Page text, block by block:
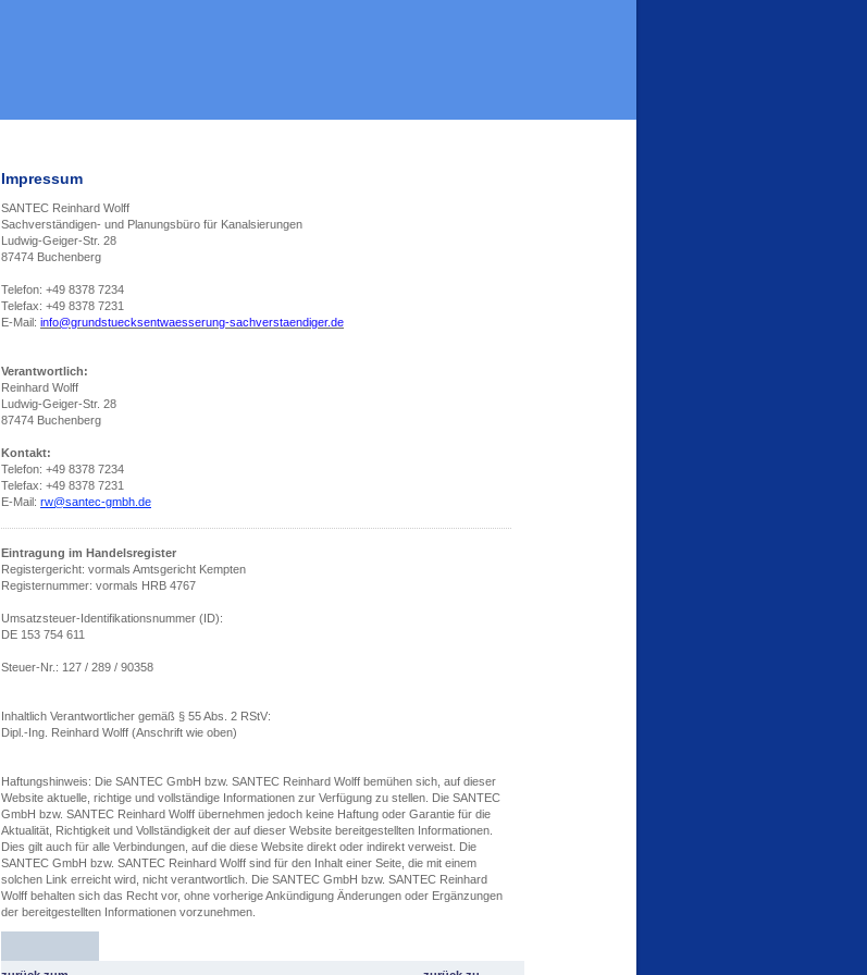
Impressum
SANTEC Reinhard Wolff
Sachverständigen- und Planungsbüro für Kanalsierungen
Ludwig-Geiger-Str. 28
87474 Buchenberg
Telefon: +49 8378 7234
Telefax: +49 8378 7231
E-Mail: info@grundstuecksentwaesserung-sachverstaendiger.de
Verantwortlich:
Reinhard Wolff
Ludwig-Geiger-Str. 28
87474 Buchenberg
Kontakt:
Telefon: +49 8378 7234
Telefax: +49 8378 7231
E-Mail: rw@santec-gmbh.de
Eintragung im Handelsregister
Registergericht: vormals Amtsgericht Kempten
Registernummer: vormals HRB 4767
Umsatzsteuer-Identifikationsnummer (ID):
DE 153 754 611
Steuer-Nr.: 127 / 289 / 90358
Inhaltlich Verantwortlicher gemäß § 55 Abs. 2 RStV:
Dipl.-Ing. Reinhard Wolff (Anschrift wie oben)
Haftungshinweis: Die SANTEC GmbH bzw. SANTEC Reinhard Wolff bemühen sich, auf dieser
Website aktuelle, richtige und vollständige Informationen zur Verfügung zu stellen. Die SANTEC
GmbH bzw. SANTEC Reinhard Wolff übernehmen jedoch keine Haftung oder Garantie für die
Aktualität, Richtigkeit und Vollständigkeit der auf dieser Website bereitgestellten Informationen.
Dies gilt auch für alle Verbindungen, auf die diese Website direkt oder indirekt verweist. Die
SANTEC GmbH bzw. SANTEC Reinhard Wolff sind für den Inhalt einer Seite, die mit einem
solchen Link erreicht wird, nicht verantwortlich. Die SANTEC GmbH bzw. SANTEC Reinhard
Wolff behalten sich das Recht vor, ohne vorherige Ankündigung Änderungen oder Ergänzungen
der bereitgestellten Informationen vorzunehmen.